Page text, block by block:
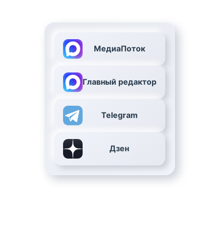
МедиаПоток
Главный редактор
Telegram
Дзен